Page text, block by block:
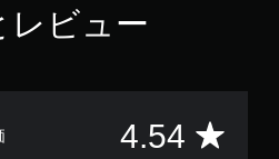
レビュー
4.54 評